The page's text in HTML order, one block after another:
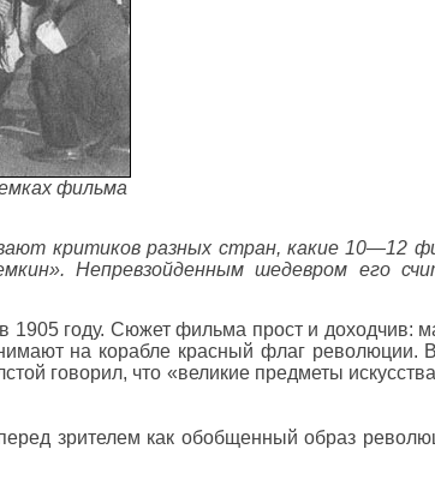
фильма
критиков разных стран, какие 10—12
Непревзойденным шедевром его
году. Сюжет фильма прост и доходчив:
на корабле красный флаг революции.
говорил, что «великие предметы
зрителем как обобщенный образ